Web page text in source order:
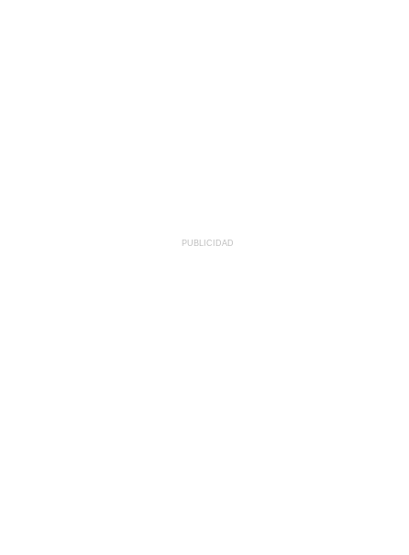
PUBLICIDAD